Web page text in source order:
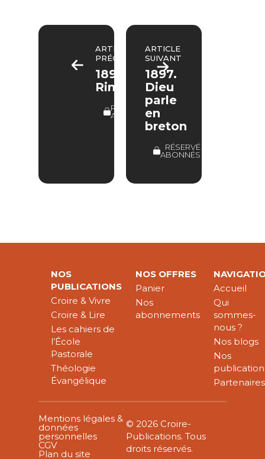
ARTICLE
PRÉCÉDENT
1891.
Rimbaud
RÉSERVÉ
ABONNÉS
ARTICLE
SUIVANT
1897.
Dieu
parle
en
breton
RÉSERVÉ
ABONNÉS
NOS
PUBLICATIONS
Croire & Vivre
Croire & Lire
Les cahiers de
l’École
Pastorale
Théologie
Évangélique
NOS OFFRES
Panier
Nos
abonnements
Accueil
Qui
sommes-
nous ?
Nos blogs
Nos
Partenaires
Mentions légales &
données
personnelles
CGV
Plan du site
© 2026 Croire-
Publications. Tous
droits réservés.